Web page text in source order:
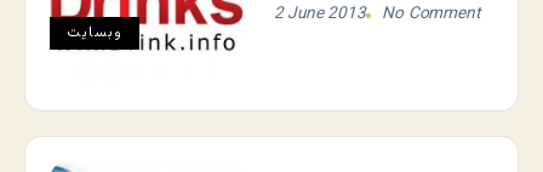
وبسایت
2 June 2013 No Comment